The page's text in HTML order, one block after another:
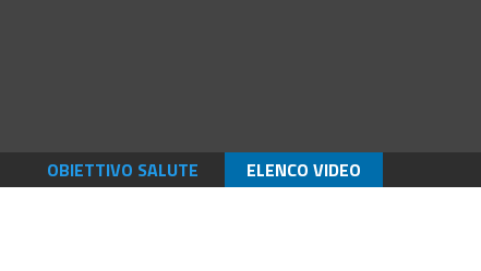
OBIETTIVO SALUTE ELENCO VIDEO